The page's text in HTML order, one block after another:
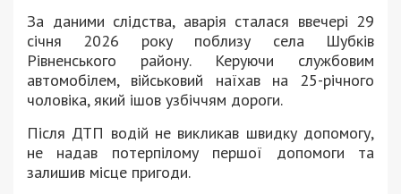
За даними слідства, аварія сталася ввечері 29
січня 2026 року поблизу села Шубків
Рівненського району. Керуючи службовим
автомобілем, військовий наїхав на 25-річного
чоловіка, який ішов узбіччям дороги.
Після ДТП водій не викликав швидку допомогу,
не надав потерпілому першої допомоги та
залишив місце пригоди.